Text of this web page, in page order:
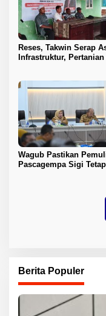
Reses, Takwin Serap
Infrastruktur, Pertanian
Wagub Pastikan
Pascagempa Sigi Tetap
Berita Populer